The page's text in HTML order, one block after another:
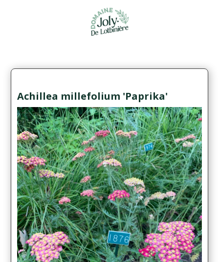
Achillea millefolium 'Paprika'